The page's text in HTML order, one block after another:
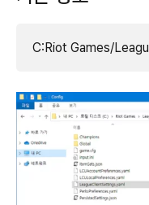
C:Riot Games/